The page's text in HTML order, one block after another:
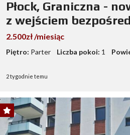
Płock, Graniczna -
z wejściem
2.500zł /miesiąc
Piętro: Parter Liczba pokoi: 1
2 tygodnie temu